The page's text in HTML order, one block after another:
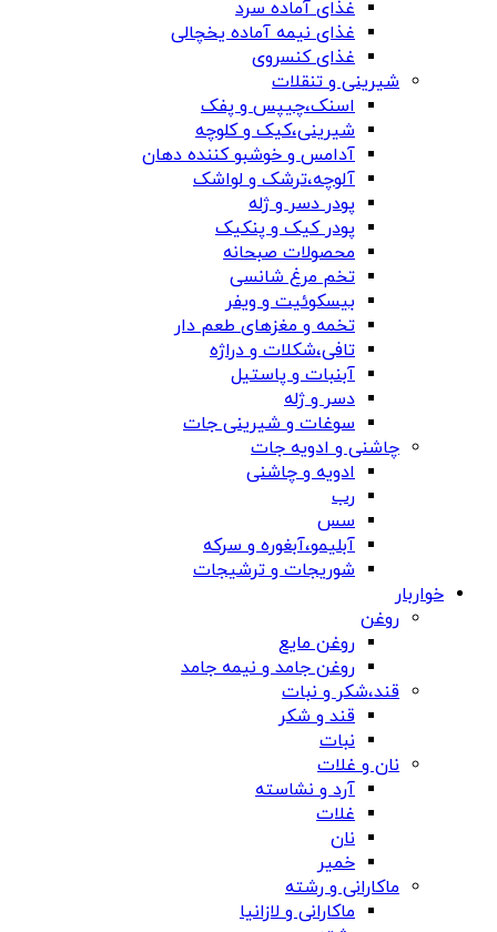
غذای آماده سرد
غذای نیمه آماده یخچالی
غذای کنسروی
شیرینی و تنقلات
اسنک،چیپس و پفک
شیرینی،کیک و کلوچه
آدامس و خوشبو کننده دهان
آلوچه،ترشک و لواشک
پودر دسر و ژله
پودر کیک و پنکیک
محصولات صبحانه
تخم مرغ شانسی
بیسکوئیت و ویفر
تخمه و مغزهای طعم دار
تافی،شکلات و دراژه
آبنبات و پاستیل
دسر و ژله
سوغات و شیرینی جات
چاشنی و ادویه جات
ادویه و چاشنی
رب
سس
آبلیمو،آبغوره و سرکه
شوریجات و ترشیجات
خواربار
روغن
روغن مایع
روغن جامد و نیمه جامد
قند،شکر و نبات
قند و شکر
نبات
نان و غلات
آرد و نشاسته
غلات
نان
خمیر
ماکارانی و رشته
ماکارانی و لازانیا